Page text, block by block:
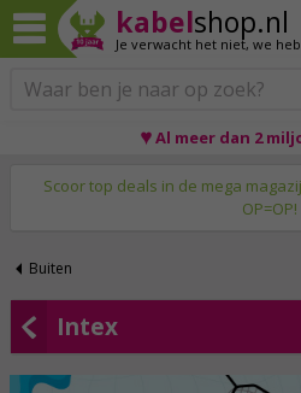
kabelshop.nl
Je verwacht het niet, we
♥ Al meer dan 2
Scoor top deals in de mega
OP=OP!
Buiten
Intex